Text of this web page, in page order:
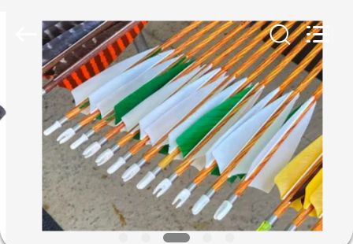
HUIS
PRODUCTEN
ONGEVEER
ONS